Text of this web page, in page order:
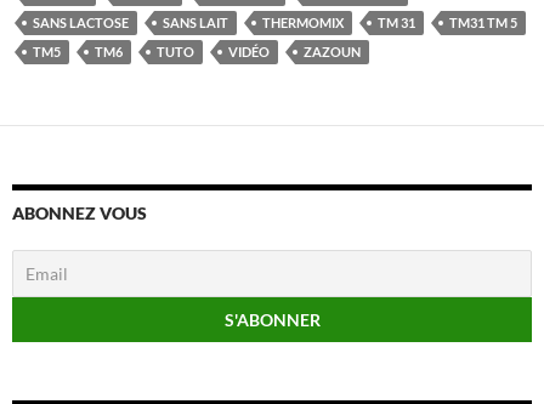
SANS LACTOSE
SANS LAIT THERMOMIX TM 31
TM31 TM 5
TM5
TM6 TUTO VIDÉO ZAZOUN
ABONNEZ VOUS